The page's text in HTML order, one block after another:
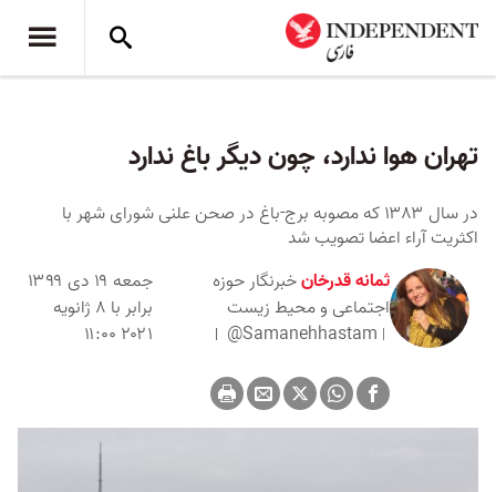
تهران هوا ندارد، چون دیگر باغ ندارد
در سال ۱۳۸۳ که مصوبه برج-باغ در صحن علنی شورای شهر با
اکثریت آراء اعضا تصویب شد
ثمانه قدرخانخبرنگار حوزه
اجتماعی و محیط زیست
@Samanehhastam
جمعه ۱۹ دی ۱۳۹۹
برابر با ۸ ژانویه
۲۰۲۱ ۱۱:۰۰